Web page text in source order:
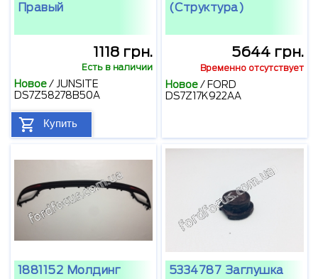
Правый
1118 грн.
Есть в наличии
Новое/ JUNSITE
DS7Z58278B50A
Купить
(структура)
5644 грн.
Временно отсутствует
Новое/ FORD
DS7Z17K922AA
1881152 Молдинг 5334787 Заглушка